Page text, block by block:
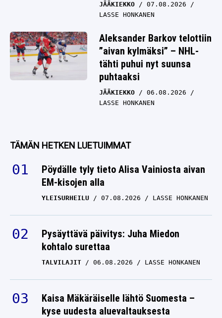
JÄÄKIEKKO
07.08.2026
LASSE HONKANEN
Aleksander Barkov telottiin
”aivan kylmäksi” – NHL-
tähti puhui nyt suunsa
puhtaaksi
JÄÄKIEKKO
06.08.2026
LASSE HONKANEN
TÄMÄN HETKEN LUETUIMMAT
Pöydälle tyly tieto Alisa Vainiosta aivan
EM-kisojen alla
YLEISURHEILU 07.08.2026 LASSE HONKANEN
Pysäyttävä päivitys: Juha Miedon
kohtalo surettaa
TALVILAJIT 06.08.2026 LASSE HONKANEN
Kaisa Mäkäräiselle lähtö Suomesta –
kyse uudesta aluevaltauksesta